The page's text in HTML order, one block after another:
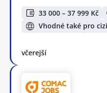
33 000 – 37 999 Kč
Vhodné také pro
včerejší